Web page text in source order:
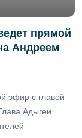
прямой
Андреем
эфир с главой
Адыгеи
–